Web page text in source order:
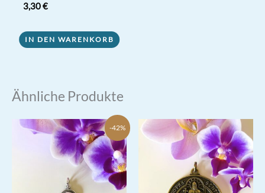
Bewertet mit
5.00
3,30€
IN DEN WARENKORB
Ähnliche Produkte
-42%